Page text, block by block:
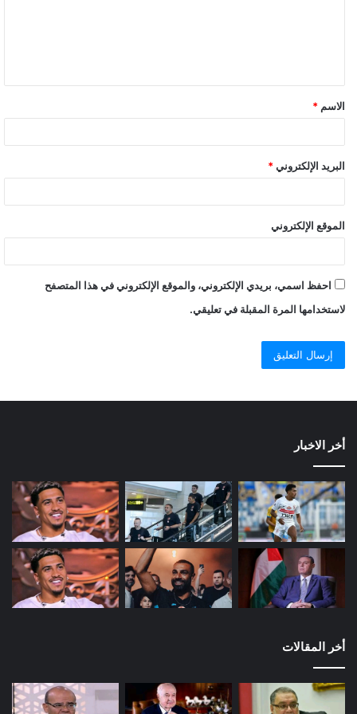
الاسم *
البريد الإلكتروني *
الموقع الإلكتروني
احفظ اسمي، بريدي الإلكتروني، والموقع الإلكتروني في هذا المتصفح
لاستخدامها المرة المقبلة في تعليقي.
أخر الاخبار
أخر المقالات